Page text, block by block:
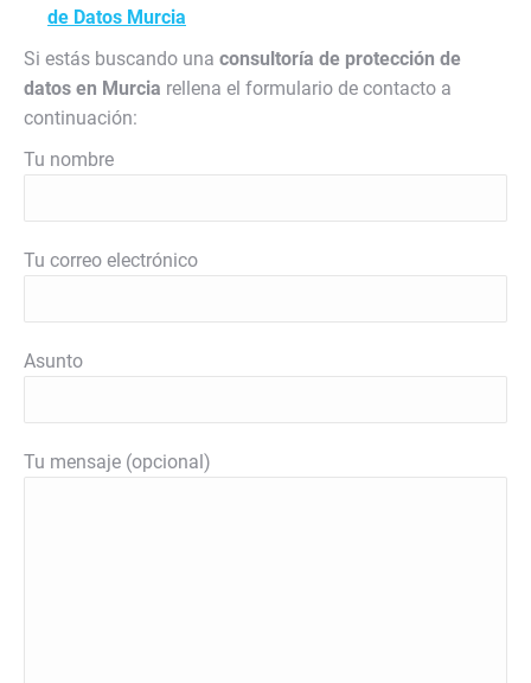
de Datos Murcia
Si estás buscando una consultoría de protección de
datos en Murcia rellena el formulario de contacto a
continuación:
Tu nombre
Tu correo electrónico
Asunto
Tu mensaje (opcional)